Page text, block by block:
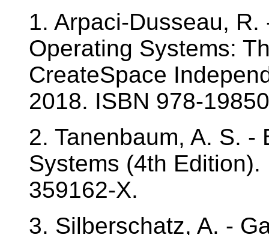
1. Arpaci-Dusseau,
Operating Systems:
CreateSpace
2018. ISBN 978-
2. Tanenbaum, A. S.
Systems (4th
359162-X.
3. Silberschatz, A. -